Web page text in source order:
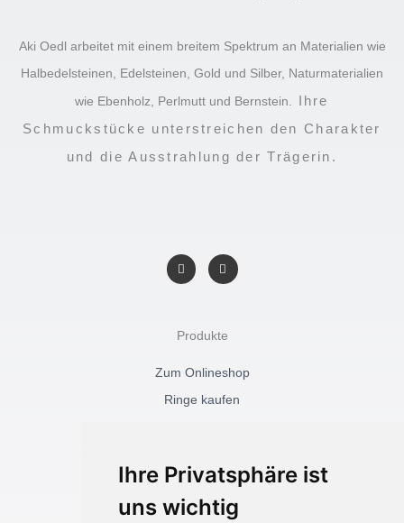
Ihre Privatsphäre ist
uns wichtig
Aki Oedl arbeitet mit einem breitem Spektrum an Materialien wie
Halbedelsteinen, Edelsteinen, Gold und Silber, Naturmaterialien
wie Ebenholz, Perlmutt und Bernstein. Ihre
Schmuckstücke unterstreichen den Charakter
und die Ausstrahlung der Trägerin.
F
a
c
o
k
I
n
s
a
Produkte
Zum Onlineshop
Ringe kaufen
Akidesign